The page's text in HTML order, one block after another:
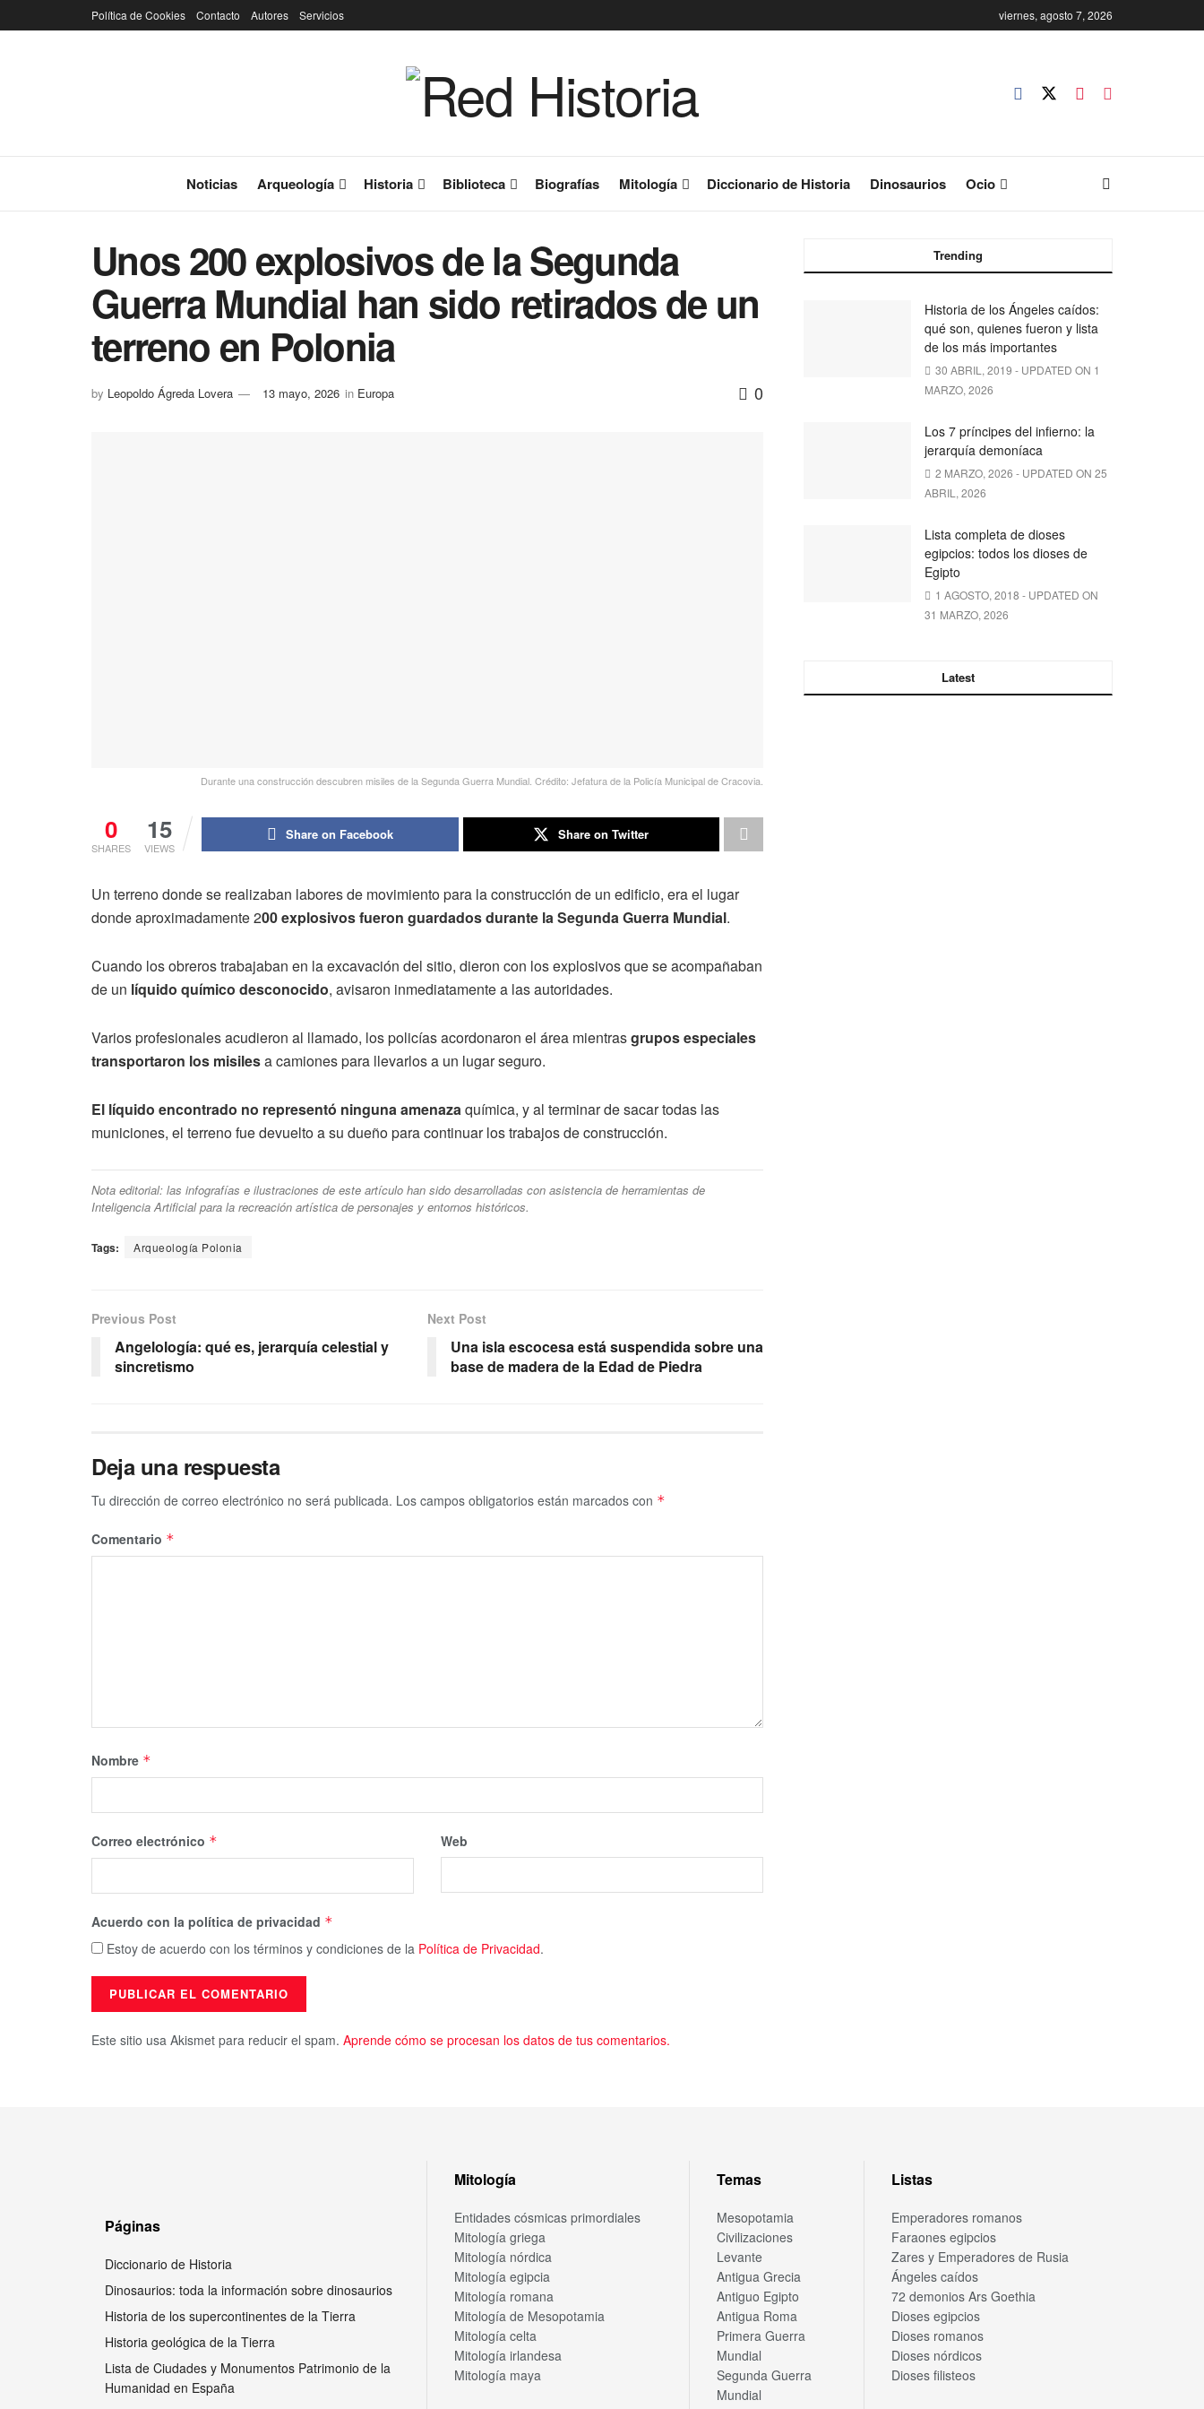
Política de Cookies Contacto Autores Servicios viernes, agosto 7, 2026
Noticias Arqueología Historia Biblioteca Biografías Mitología Diccionario de Historia Dinosaurios Ocio
Unos 200 explosivos de la Segunda
Guerra Mundial han sido retirados de un
terreno en Polonia
by Leopoldo Ágreda Lovera 13 mayo, 2026 in Europa 0
Durante una construcción descubren misiles de la Segunda Guerra Mundial. Crédito: Jefatura de la Policía Municipal de Cracovia.
0
SHARES
15
VIEWS
Share on Facebook Share on Twitter
Un terreno donde se realizaban labores de movimiento para la construcción de un edificio, era el lugar
donde aproximadamente 200 explosivos fueron guardados durante la Segunda Guerra Mundial.
Cuando los obreros trabajaban en la excavación del sitio, dieron con los explosivos que se acompañaban
de un líquido químico desconocido, avisaron inmediatamente a las autoridades.
Varios profesionales acudieron al llamado, los policías acordonaron el área mientrasgrupos especiales
transportaron los misilesa camiones para llevarlos a un lugar seguro.
El líquido encontrado no representó ninguna amenazaquímica, y al terminar de sacar todas las
municiones, el terreno fue devuelto a su dueño para continuar los trabajos de construcción.
Nota editorial: las infografías e ilustraciones de este artículo han sido desarrolladas con asistencia de herramientas de
Inteligencia Artificial para la recreación artística de personajes y entornos históricos.
Tags: Arqueología Polonia
Previous Post
Angelología: qué es, jerarquía celestial y
sincretismo
Next Post
Una isla escocesa está suspendida sobre una
base de madera de la Edad de Piedra
Deja una respuesta
Tu dirección de correo electrónico no será publicada. Los campos obligatorios están marcados con *
Comentario *
Nombre *
Correo electrónico * Web
Acuerdo con la política de privacidad *
Estoy de acuerdo con los términos y condiciones de la Política de Privacidad.
Este sitio usa Akismet para reducir el spam. Aprende cómo se procesan los datos de tus comentarios.
Trending
Historia de los Ángeles caídos:
qué son, quienes fueron y lista
de los más importantes
30 ABRIL, 2019 - UPDATED ON 1
MARZO, 2026
Los 7 príncipes del infierno: la
jerarquía demoníaca
2 MARZO, 2026 - UPDATED ON 25
ABRIL, 2026
Lista completa de dioses
egipcios: todos los dioses de
Egipto
1 AGOSTO, 2018 - UPDATED ON
31 MARZO, 2026
Latest
Páginas
Diccionario de Historia
Dinosaurios: toda la información sobre dinosaurios
Historia de los supercontinentes de la Tierra
Historia geológica de la Tierra
Lista de Ciudades y Monumentos Patrimonio de la
Humanidad en España
Mitología
Entidades cósmicas primordiales
Mitología griega
Mitología nórdica
Mitología egipcia
Mitología romana
Mitología de Mesopotamia
Mitología celta
Mitología irlandesa
Mitología maya
Temas
Mesopotamia
Civilizaciones
Levante
Antigua Grecia
Antiguo Egipto
Antigua Roma
Primera Guerra
Mundial
Segunda Guerra
Mundial
Listas
Emperadores romanos
Faraones egipcios
Zares y Emperadores de Rusia
Ángeles caídos
72 demonios Ars Goethia
Dioses egipcios
Dioses romanos
Dioses nórdicos
Dioses filisteos